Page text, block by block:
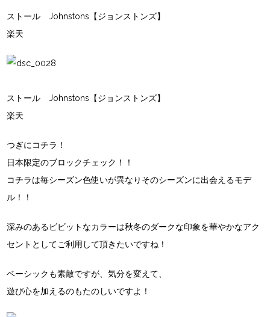
ストール Johnstons【ジョンストンズ】
楽天
ストール Johnstons【ジョンストンズ】
楽天
つぎにコチラ！
日本限定のブロックチェック！！
コチラは毎シーズン色使いが異なりそのシーズンに出会えるモデ
ル！！
深みのあるビビットなカラーは秋冬のダークな印象を華やかなアク
セントとしてご利用して頂きたいですね！
ベーシックも素敵ですが、気分を変えて、
遊び心を加えるのもたのしいですよ！